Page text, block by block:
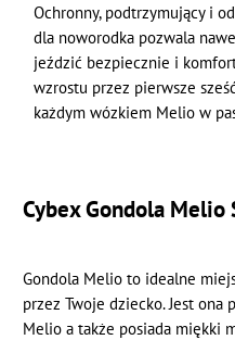
Ochronny, podtrzymujący i
dla noworodka pozwala
jeździć bezpiecznie i
wzrostu przez pierwsze
każdym wózkiem Melio w
Cybex Gondola Melio
Gondola Melio to idealne
przez Twoje dziecko. Jest ona
Melio a także posiada miękki